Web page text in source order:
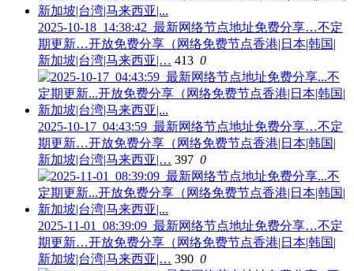
2025-10-18_14:38:42_最新网络节点地址免费分享…不定
期更新…开放免费分享（网络免费节点香港|日本|韩国|
新加坡|台湾|马来西亚|… 413 0
2025-10-17_04:43:59_最新网络节点地址免费分享…不定
期更新…开放免费分享（网络免费节点香港|日本|韩国|
新加坡|台湾|马来西亚|… 397 0
2025-11-01_08:39:09_最新网络节点地址免费分享…不定
期更新…开放免费分享（网络免费节点香港|日本|韩国|
新加坡|台湾|马来西亚|… 390 0